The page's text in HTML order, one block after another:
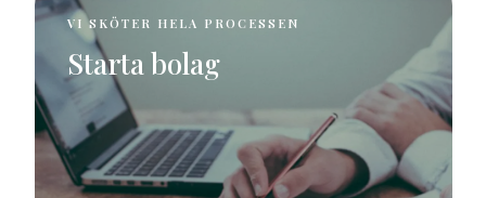
VI SKÖTER HELA PROCESSEN
Starta bolag